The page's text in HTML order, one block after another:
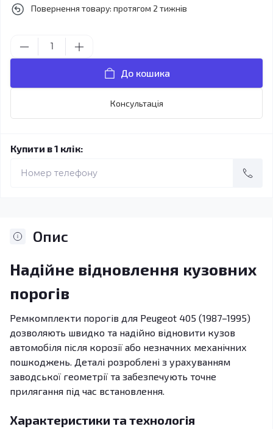
Повернення товару: протягом 2 тижнів
До кошика
Консультація
Купити в 1 клік:
Опис
Надійне відновлення кузовних
порогів
Ремкомплекти порогів для Peugeot 405 (1987–1995)
дозволяють швидко та надійно відновити кузов
автомобіля після корозії або незначних механічних
пошкоджень. Деталі розроблені з урахуванням
заводської геометрії та забезпечують точне
прилягання під час встановлення.
Характеристики та технологія